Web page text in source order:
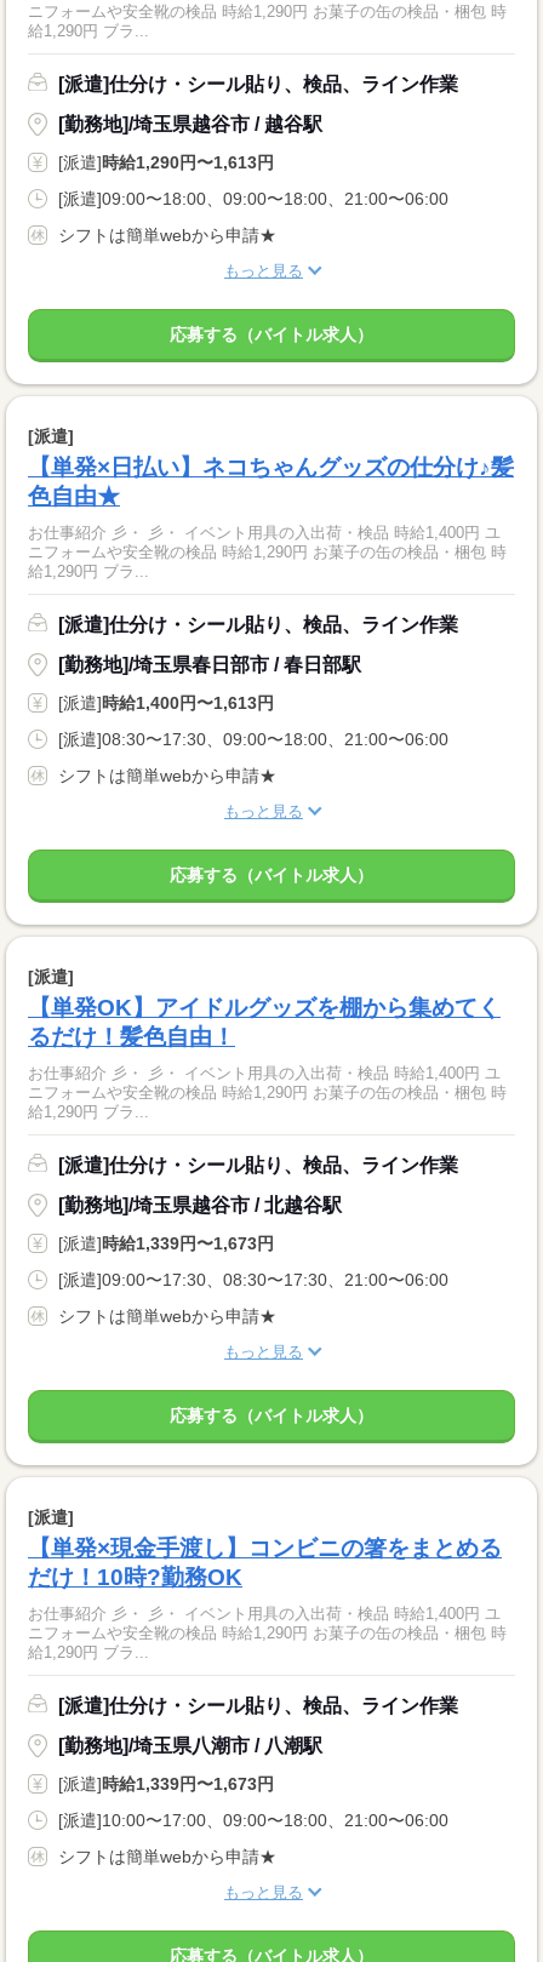
ニフォームや安全靴の検品 時給1,290円 お菓子の缶の検品・梱包 時
給1,290円 ブラ...
[派遣]仕分け・シール貼り、検品、ライン作業
[勤務地]/埼玉県越谷市 / 越谷駅
[派遣]時給1,290円〜1,613円
[派遣]09:00〜18:00、09:00〜18:00、21:00〜06:00
シフトは簡単webから申請★
もっと見る
応募する（バイトル求人）
[派遣]
【単発×日払い】ネコちゃんグッズの仕分け♪髪
色自由★
お仕事紹介 彡・ 彡・ イベント用具の入出荷・検品 時給1,400円 ユ
ニフォームや安全靴の検品 時給1,290円 お菓子の缶の検品・梱包 時
給1,290円 ブラ...
[派遣]仕分け・シール貼り、検品、ライン作業
[勤務地]/埼玉県春日部市 / 春日部駅
[派遣]時給1,400円〜1,613円
[派遣]08:30〜17:30、09:00〜18:00、21:00〜06:00
シフトは簡単webから申請★
もっと見る
応募する（バイトル求人）
[派遣]
【単発OK】アイドルグッズを棚から集めてく
るだけ！髪色自由！
お仕事紹介 彡・ 彡・ イベント用具の入出荷・検品 時給1,400円 ユ
ニフォームや安全靴の検品 時給1,290円 お菓子の缶の検品・梱包 時
給1,290円 ブラ...
[派遣]仕分け・シール貼り、検品、ライン作業
[勤務地]/埼玉県越谷市 / 北越谷駅
[派遣]時給1,339円〜1,673円
[派遣]09:00〜17:30、08:30〜17:30、21:00〜06:00
シフトは簡単webから申請★
もっと見る
応募する（バイトル求人）
[派遣]
【単発×現金手渡し】コンビニの箸をまとめる
だけ！10時?勤務OK
お仕事紹介 彡・ 彡・ イベント用具の入出荷・検品 時給1,400円 ユ
ニフォームや安全靴の検品 時給1,290円 お菓子の缶の検品・梱包 時
給1,290円 ブラ...
[派遣]仕分け・シール貼り、検品、ライン作業
[勤務地]/埼玉県八潮市 / 八潮駅
[派遣]時給1,339円〜1,673円
[派遣]10:00〜17:00、09:00〜18:00、21:00〜06:00
シフトは簡単webから申請★
もっと見る
応募する（バイトル求人）